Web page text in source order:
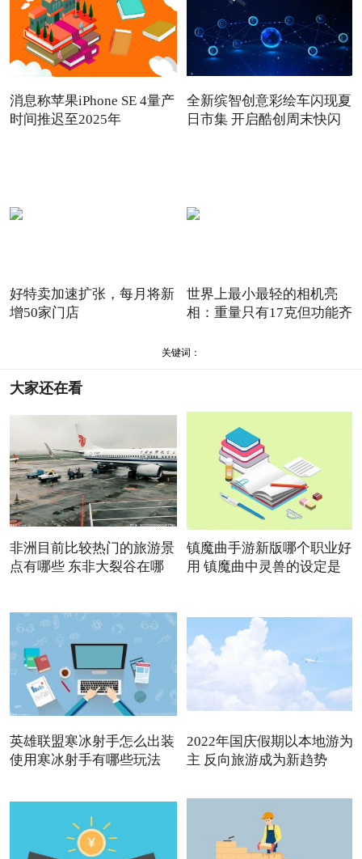
消息称苹果iPhone SE 4量产
时间推迟至2025年
全新缤智创意彩绘车闪现夏
日市集 开启酷创周末快闪
好特卖加速扩张，每月将新
增50家门店
世界上最小最轻的相机亮
相：重量只有17克但功能齐
关键词：
大家还在看
非洲目前比较热门的旅游景
点有哪些 东非大裂谷在哪
镇魔曲手游新版哪个职业好
用 镇魔曲中灵兽的设定是
英雄联盟寒冰射手怎么出装
使用寒冰射手有哪些玩法
2022年国庆假期以本地游为
主 反向旅游成为新趋势